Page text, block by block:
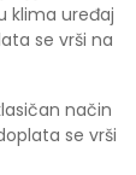
klima uređaj
se vrši na
način
se vrši